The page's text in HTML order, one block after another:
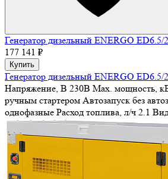
Генератор дизельный ENERGO
177 141 ₽
Купить
Генератор дизельный ENERGO
Напряжение, В 230В Max. мощность,
ручным стартером Автозапуск без
однофазные Расход топлива, л/ч 2.1